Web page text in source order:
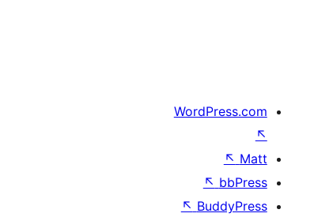
WordPress.com
↖
Matt
↖
bbPress
↖
BuddyPress
↖